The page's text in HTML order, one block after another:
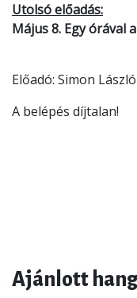
Utolsó előadás:
Május 8. Egy órával
Előadó: Simon
A belépés díjtalan!
Ajánlott